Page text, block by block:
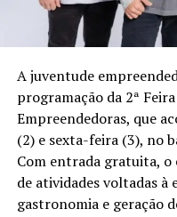
Já quem busca mais
pelo Lounge Arena
mesas para até quatro
é realizada mediante
com consumação
integralmente revertido
artístico, playground e
Outro diferencial da
A juventude
programação da 2ª
Empreendedoras, que
(2) e sexta-feira (3), no
Com entrada gratuita, o
de atividades voltadas
gastronomia e geração